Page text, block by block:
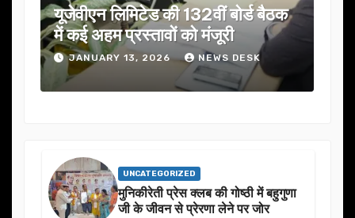
यूजेवीएन लिमिटेड की 132वीं बोर्ड बैठक
में कई अहम प्रस्तावों को मंजूरी
JANUARY 13, 2026 NEWS DESK
UNCATEGORIZED
मुनिकीरेती प्रेस क्लब की गोष्ठी में बहुगुणा
जी के जीवन से प्रेरणा लेने पर जोर